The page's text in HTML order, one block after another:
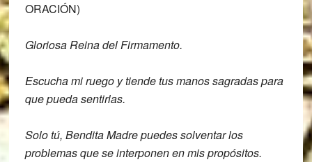
ORACIÓN)
Gloriosa Reina del Firmamento.
Escucha mi ruego y tiende tus manossagradas para
que pueda sentirlas.
Solo tú, Bendita Madre puedes solventarlos
problemas que se interponen en mispropósitos.